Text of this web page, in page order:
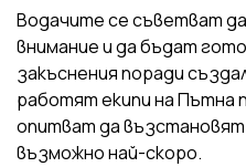
Водачите се съветват
внимание и да бъдат
закъснения поради
работят екипи на Пътна
опитват да
възможно най-скоро.